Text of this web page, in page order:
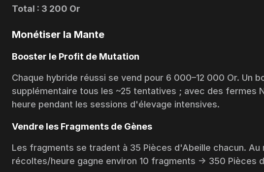
Total : 3 200 Or
Monétiser la Mante
Booster le Profit de Mutation
Chaque hybride réussi se vend pour 6 000–12 000 Or. Un
supplémentaire tous les ~25 tentatives ; avec des fermes
heure pendant les sessions d'élevage intensives.
Vendre les Fragments de Gènes
Les fragments se tradent à 35 Pièces d'Abeille chacun.
récoltes/heure gagne environ 10 fragments → 350 Pièces